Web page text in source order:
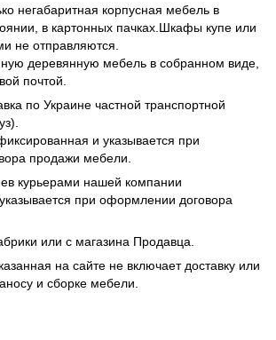
негабаритная корпусная мебель в
в картонных пачках.Шкафы купе или
не отправляются.
деревянную мебель в собранном виде,
почтой.
по Украине частной транспортной
и указывается при
продажи мебели.
курьерами нашей компании
при оформлении договора
или с магазина Продавца.
на сайте не включает доставку или
и сборке мебели.